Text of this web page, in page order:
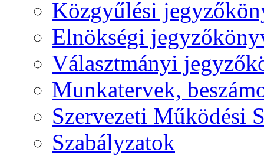
Közgyűlési
Elnökségi
Választmányi
Munkatervek,
Szervezeti Működési
Szabályzatok